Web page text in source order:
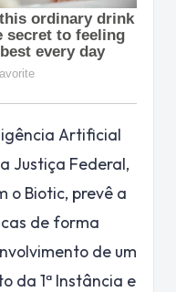
Artificial
Justiça Federal,
o Biotic, prevê a
de forma
de um
da 1ª Instância e